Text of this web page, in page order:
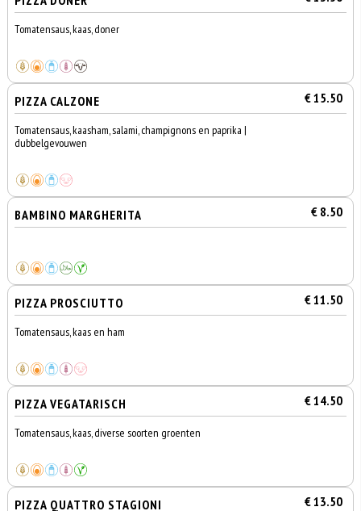
Tomatensaus, kaas, doner
PIZZA CALZONE € 15.50
Tomatensaus, kaasham, salami, champignons en paprika |
dubbelgevouwen
BAMBINO MARGHERITA € 8.50
PIZZA PROSCIUTTO € 11.50
Tomatensaus, kaas en ham
PIZZA VEGATARISCH € 14.50
Tomatensaus, kaas, diverse soorten groenten
PIZZA QUATTRO STAGIONI € 13.50